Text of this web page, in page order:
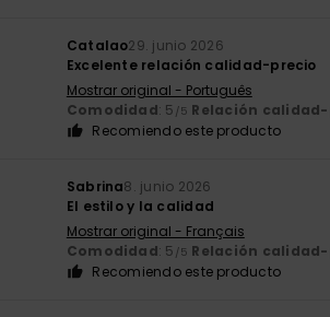
Catalao29. junio 2026
Excelente relación calidad-precio
Mostrar original - Português
Comodidad: 5 /5 Relación
Recomiendo este producto
Sabrina8. junio 2026
El estilo y la calidad
Mostrar original - Français
Comodidad: 5 /5 Relación
Recomiendo este producto